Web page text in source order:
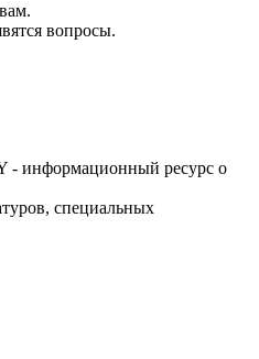
вопросы.
- информационный ресурс о
специальных